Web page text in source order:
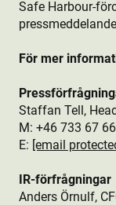
Safe Harbour-
För mer
Staffan Tell,
M: +46 733 67
E: [email
IR-förfrågningar
Anders Örnulf,